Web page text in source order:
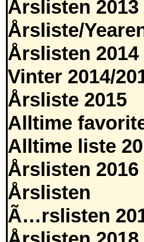
Årslisten 2013
Årsliste/
Årslisten 2014
Vinter 2014/
Årsliste 2015
Alltime
Alltime liste
Årslisten 2016
Årslisten
Ã…rslisten